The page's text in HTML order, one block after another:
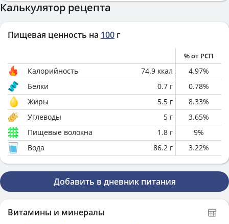
Калькулятор рецепта
Пищевая ценность на 100 г
% от РСП
Калорийность 74.9 ккал 4.97%
Белки
0.7 г 0.78%
Жиры
5.5 г 8.33%
Углеводы
5 г 3.65%
Пищевые волокна
1.8 г 9%
Вода
86.2 г 3.22%
Добавить в дневник питания
Витамины и минералы